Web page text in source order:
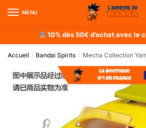
MENU
10% dès 50€ d’achat avec le
Accueil / Bandai Spirits / Mecha Collection Yamcha |